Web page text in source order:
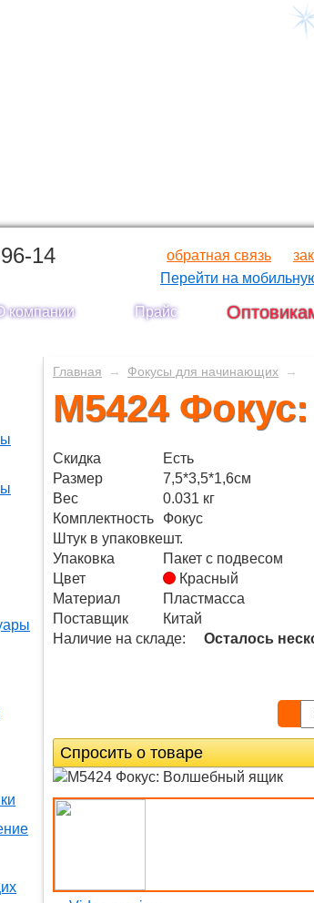
14 обратная связь
Перейти на
компании Прайс
Главная → Фокусы для начинающих →
M5424
Скидка
Есть
Размер
7,5*3,5*1,6см
Вес
0.031 кг
Комплектность
Фокус
Штук в упаковкешт.
Упаковка
Пакет с подвесом
Цвет
Красный
Материал
Пластмасса
Поставщик
Китай
Наличие на складе:
Осталось
Спросить о товаре